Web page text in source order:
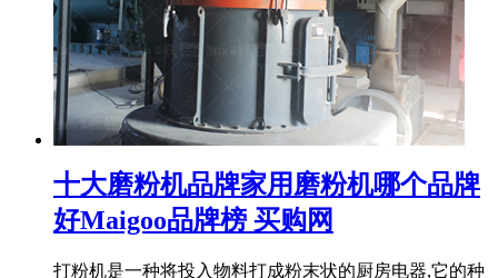
十大磨粉机品牌家用磨粉机哪个品牌
好Maigoo品牌榜 买购网
打粉机是一种将投入物料打成粉末状的厨房电器,它的种